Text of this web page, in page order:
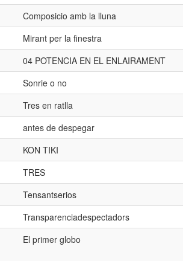
Composicio amb la lluna
Mirant per la finestra
04 POTENCIA EN EL ENLAIRAMENT
Sonrie o no
Tres en ratlla
antes de despegar
KON TIKI
TRES
Tensantserios
Transparenciadespectadors
El primer globo